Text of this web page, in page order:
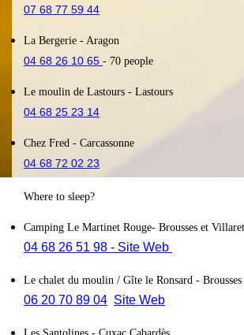
07 68 77 59 44
La Bergerie - Aragon
04 68 26 10 65 - 70 people
Le moulin de Lastours - Lastours
04 68 25 23 14
Chez Fred - Carcassonne
04 68 72 02 23
Where to sleep?
Camping Le Martinet Rouge- Brousses et Villaret
04 68 26 51 98 - Site Web
Le chalet du moulin / Gîte le Ronsard -
06 20 70 89 04 Site Web